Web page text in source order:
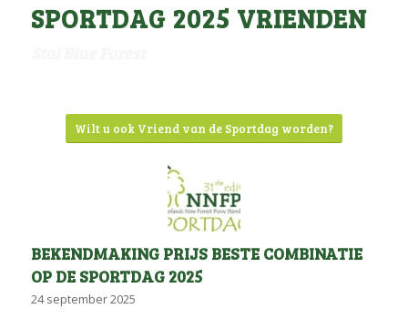
SPORTDAG 2025 VRIENDEN
Wilt u ook Vriend van de Sportdag worden?
BEKENDMAKING PRIJS BESTE COMBINATIE
OP DE SPORTDAG 2025
24 september 2025